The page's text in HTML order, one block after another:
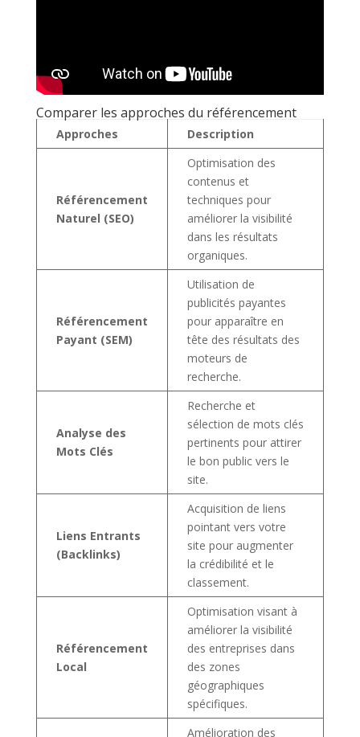
Comparer les approches du référencement
Approches Description
Référencement
Naturel (SEO)
Optimisation des
contenus et
techniques pour
améliorer la visibilité
dans les résultats
organiques.
Référencement
Payant (SEM)
Utilisation de
publicités payantes
pour apparaître en
tête des résultats des
moteurs de
recherche.
Analyse des
Mots Clés
Recherche et
sélection de mots clés
pertinents pour attirer
le bon public vers le
site.
Liens Entrants
(Backlinks)
Acquisition de liens
pointant vers votre
site pour augmenter
la crédibilité et le
classement.
Référencement
Local
Optimisation visant à
améliorer la visibilité
des entreprises dans
des zones
géographiques
spécifiques.
Amélioration des